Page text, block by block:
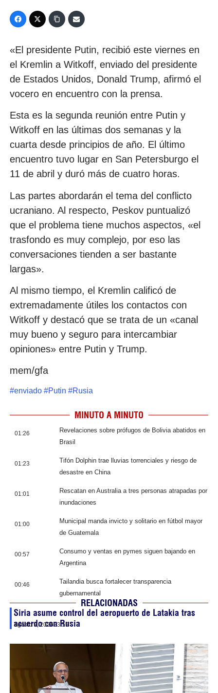
«El presidente Putin, recibió este viernes en
el Kremlin a Witkoff, enviado del presidente
de Estados Unidos, Donald Trump, afirmó el
vocero en encuentro con la prensa.
Esta es la segunda reunión entre Putin y
Witkoff en las últimas dos semanas y la
cuarta desde principios de año. El último
encuentro tuvo lugar en San Petersburgo el
11 de abril y duró más de cuatro horas.
Las partes abordarán el tema del conflicto
ucraniano. Al respecto, Peskov puntualizó
que el problema tiene muchos aspectos, «el
trasfondo es muy complejo, por eso las
conversaciones tienden a ser bastante
largas».
Al mismo tiempo, el Kremlin calificó de
extremadamente útiles los contactos con
Witkoff y destacó que se trata de un «canal
muy bueno y seguro para intercambiar
opiniones» entre Putin y Trump.
mem/gfa
#enviado #Putin #Rusia
MINUTO A MINUTO
01:26
Revelaciones sobre prófugos de Bolivia abatidos en
Brasil
01:23
Tifón Dolphin trae lluvias torrenciales y riesgo de
desastre en China
01:01
Rescatan en Australia a tres personas atrapadas por
inundaciones
01:00
Municipal manda invicto y solitario en fútbol mayor
de Guatemala
00:57
Consumo y ventas en pymes siguen bajando en
Argentina
00:46
Tailandia busca fortalecer transparencia
gubernamental
RELACIONADAS
Siria asume control del aeropuerto de Latakia tras
acuerdo con Rusia
agosto 9, 202623:55